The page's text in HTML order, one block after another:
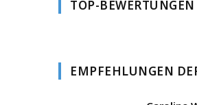
TOP-BEWERTUNGEN
EMPFEHLUNGEN